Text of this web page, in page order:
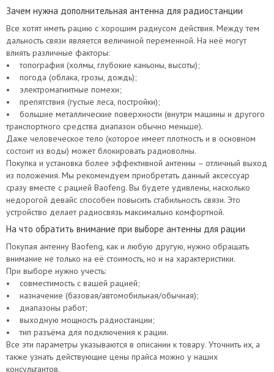
Зачем нужна дополнительная антенна для радиостанции
Все хотят иметь рацию с хорошим радиусом действия. Между тем
дальность связи является величиной переменной. На неё могут
влиять различные факторы:
• топография (холмы, глубокие каньоны, высоты);
• погода (облака, грозы, дождь);
• электромагнитные помехи;
• препятствия (густые леса, постройки);
• большие металлические поверхности (внутри машины и другого
транспортного средства диапазон обычно меньше).
Даже человеческое тело (которое имеет плотность и в основном
состоит из воды) может блокировать радиоволны.
Покупка и установка более эффективной антенны – отличный выход
из положения. Мы рекомендуем приобретать данный аксессуар
сразу вместе с рацией Baofeng. Вы будете удивлены, насколько
недорогой девайс способен повысить стабильность связи. Это
устройство делает радиосвязь максимально комфортной.
На что обратить внимание при выборе антенны для рации
Покупая антенну Baofeng, как и любую другую, нужно обращать
внимание не только на её стоимость, но и на характеристики.
При выборе нужно учесть:
• совместимость с вашей рацией;
• назначение (базовая/автомобильная/обычная);
• диапазоны работ;
• выходную мощность радиостанции;
• тип разъёма для подключения к рации.
Все эти параметры указываются в описании к товару. Уточнить их, а
также узнать действующие цены прайса можно у наших
консультантов.